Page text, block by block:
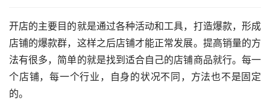
开店的主要目的就是通过各种活动和工具，打造爆款，形成
店铺的爆款群，这样之后店铺才能正常发展。提高销量的方
法有很多，简单的就是找到适合自己的店铺商品就行。每一
个店铺，每一个行业，自身的状况不同，方法也不是固定
的。